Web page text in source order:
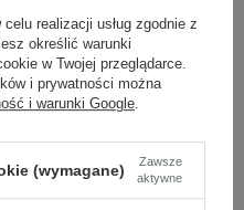
i wysyłamy w 24h.
realizacji usług zgodnie z
określić warunki
w Twojej przeglądarce.
i prywatności można
i warunki Google.
(wymagane)
Zawsze
aktywne